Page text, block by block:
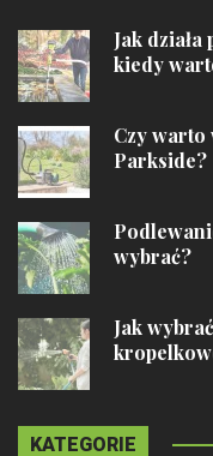
Jak
kiedy
Czy warto
Parkside?
wybrać?
Jak
KATEGORIE